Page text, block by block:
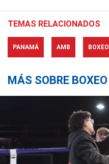
TEMAS RELACIONADOS
PANAMÁ AMB BOXEO
MÁS SOBRE BOXEO